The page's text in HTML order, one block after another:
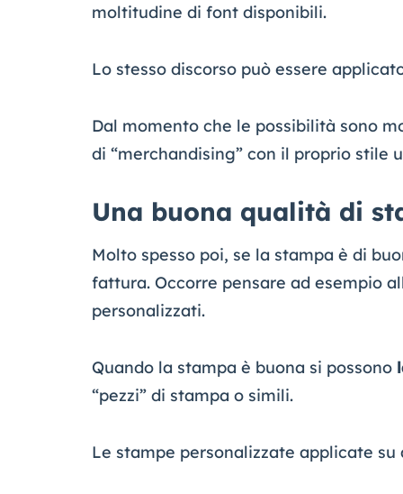
moltitudine di font disponibili.
Lo stesso discorso può essere
Dal momento che le possibilità sono
di “merchandising” con il proprio stile
Una buona qualità di
Molto spesso poi, se la stampa è di
fattura. Occorre pensare ad esempio
personalizzati.
Quando la stampa è buona si possono
“pezzi” di stampa o simili.
Le stampe personalizzate applicate